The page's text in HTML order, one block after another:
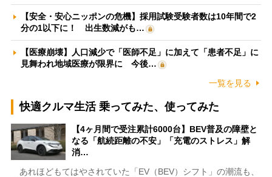
【安全・安心ニッポンの危機】採用試験受験者数は10年間で2
分の1以下に！ 出生数減がも…
【医療崩壊】人口減少で「医師不足」に加えて「患者不足」に
見舞われ地域医療が限界に 今後…
一覧を見る
快適クルマ生活 乗ってみた、使ってみた
【4ヶ月間で受注累計6000台】BEV普及の障壁と
なる「航続距離の不安」「充電のストレス」解
消…
あれほどもてはやされていた「EV（BEV）シフト」の潮流も、